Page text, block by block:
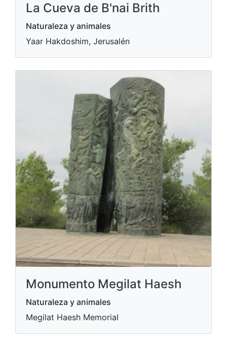
La Cueva de B'nai Brith
Naturaleza y animales
Yaar Hakdoshim, Jerusalén
Monumento Megilat Haesh
Naturaleza y animales
Megilat Haesh Memorial